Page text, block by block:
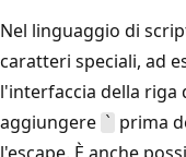
Nel linguaggio di
caratteri speciali, ad
l'interfaccia della riga
aggiungere
`
prima
l'escape. È anche